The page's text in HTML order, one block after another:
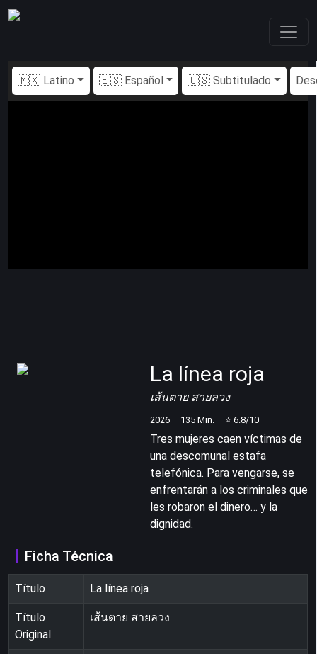
🇲🇽 Latino 🇪🇸 Español 🇺🇸 Subtitulado
La línea roja
เส้นตาย สายลวง
2026 135 Min. ⭐ 6.8/10
Tres mujeres caen víctimas de
una descomunal estafa
telefónica. Para vengarse, se
enfrentarán a los criminales que
les robaron el dinero… y la
dignidad.
Ficha Técnica
Título La línea roja
Título
Original
เส้นตาย สายลวง